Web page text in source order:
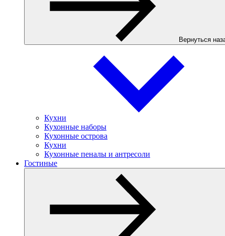
Вернуться
Кухни
Кухонные наборы
Кухонные острова
Кухни
Кухонные пеналы и антресоли
Гостиные